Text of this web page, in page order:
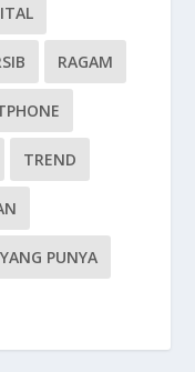
RAGAM
TREND
YANG PUNYA